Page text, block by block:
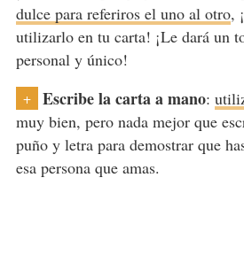
dulce para referiros el uno al otro,
utilizarlo en tu carta! ¡Le dará un
personal y único!
+ Escribe la carta a mano:
muy bien, pero nada mejor que
puño y letra para demostrar que
esa persona que amas.